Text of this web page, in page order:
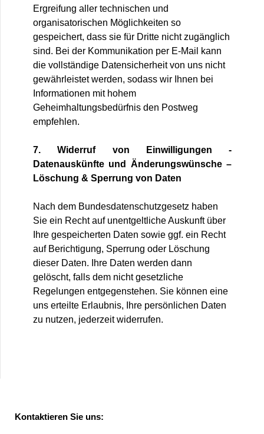
Ergreifung aller technischen und
organisatorischen Möglichkeiten so
gespeichert, dass sie für Dritte nicht zugänglich
sind. Bei der Kommunikation per E-Mail kann
die vollständige Datensicherheit von uns nicht
gewährleistet werden, sodass wir Ihnen bei
Informationen mit hohem
Geheimhaltungsbedürfnis den Postweg
empfehlen.
7. Widerruf von Einwilligungen -
Datenauskünfte und Änderungswünsche –
Löschung & Sperrung von Daten
Nach dem Bundesdatenschutzgesetz haben
Sie ein Recht auf unentgeltliche Auskunft über
Ihre gespeicherten Daten sowie ggf. ein Recht
auf Berichtigung, Sperrung oder Löschung
dieser Daten. Ihre Daten werden dann
gelöscht, falls dem nicht gesetzliche
Regelungen entgegenstehen. Sie können eine
uns erteilte Erlaubnis, Ihre persönlichen Daten
zu nutzen, jederzeit widerrufen.
Kontaktieren Sie uns: